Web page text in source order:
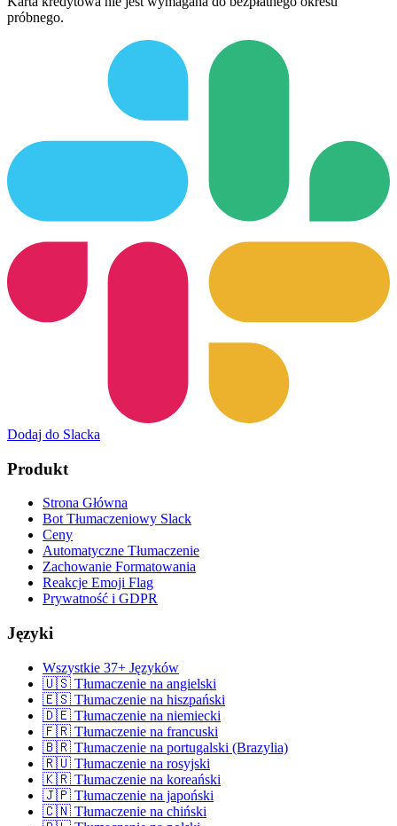
próbnego.
Dodaj do Slacka
Produkt
Strona Główna
Bot Tłumaczeniowy Slack
Ceny
Automatyczne Tłumaczenie
Zachowanie Formatowania
Reakcje Emoji Flag
Prywatność i GDPR
Języki
Wszystkie 37+ Języków
🇺🇸 Tłumaczenie na angielski
🇪🇸 Tłumaczenie na hiszpański
🇩🇪 Tłumaczenie na niemiecki
🇫🇷 Tłumaczenie na francuski
🇧🇷 Tłumaczenie na portugalski (Brazylia)
🇷🇺 Tłumaczenie na rosyjski
🇰🇷 Tłumaczenie na koreański
🇯🇵 Tłumaczenie na japoński
🇨🇳 Tłumaczenie na chiński